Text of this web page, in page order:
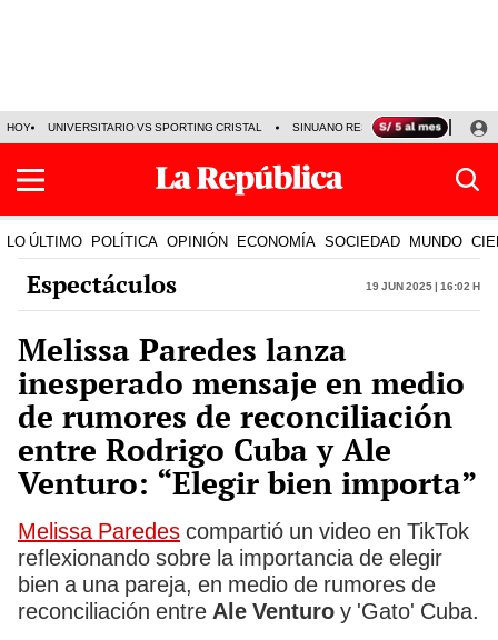
HOY UNIVERSITARIO VS SPORTING CRISTAL SINUANO RESULTADOS HOY
LO ÚLTIMO POLÍTICA OPINIÓN ECONOMÍA SOCIEDAD MUNDO
Espectáculos 19 Jun 2025 | 16:02 h
Melissa Paredes lanza
inesperado mensaje en medio
de rumores de reconciliación
entre Rodrigo Cuba y Ale
Venturo: “Elegir bien importa”
Melissa Paredes compartió un video en TikTok
reflexionando sobre la importancia de elegir
bien a una pareja, en medio de rumores de
reconciliación entre Ale Venturo y 'Gato' Cuba.